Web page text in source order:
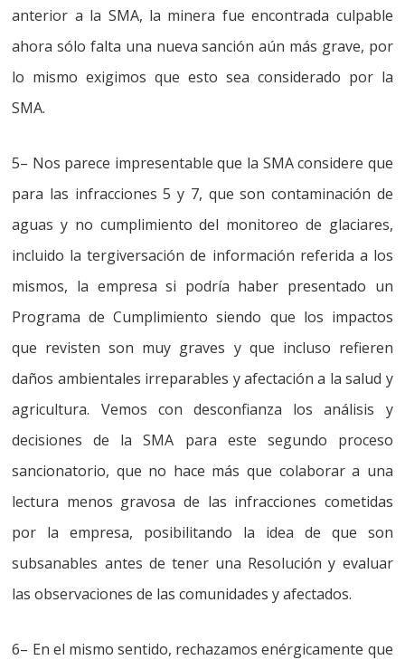
anterior a la SMA, la minera fue encontrada culpable
ahora sólo falta una nueva sanción aún más grave, por
lo mismo exigimos que esto sea considerado por la
SMA.
5– Nos parece impresentable que la SMA considere que
para las infracciones 5 y 7, que son contaminación de
aguas y no cumplimiento del monitoreo de glaciares,
incluido la tergiversación de información referida a los
mismos, la empresa si podría haber presentado un
Programa de Cumplimiento siendo que los impactos
que revisten son muy graves y que incluso refieren
daños ambientales irreparables y afectación a la salud y
agricultura. Vemos con desconfianza los análisis y
decisiones de la SMA para este segundo proceso
sancionatorio, que no hace más que colaborar a una
lectura menos gravosa de las infracciones cometidas
por la empresa, posibilitando la idea de que son
subsanables antes de tener una Resolución y evaluar
las observaciones de las comunidades y afectados.
6– En el mismo sentido, rechazamos enérgicamente que